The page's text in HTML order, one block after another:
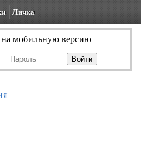
Личка
мобильную версию